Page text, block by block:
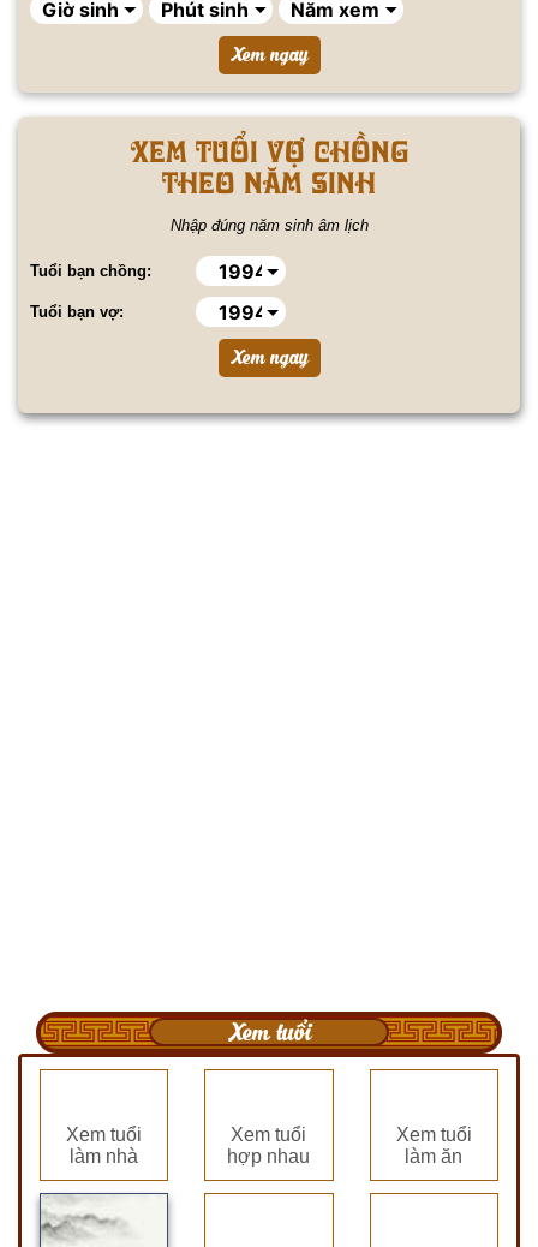
Xem tuổi vợ chồng
theo năm sinh
Nhập đúng năm sinh âm lịch
Tuổi bạn chồng:
Tuổi bạn vợ:
Xem tuổi
Xem tuổi
làm nhà
Xem tuổi
hợp nhau
Xem tuổi
làm ăn